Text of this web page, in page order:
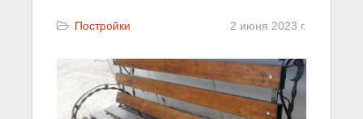
Постройки 2 июня 2023 г.